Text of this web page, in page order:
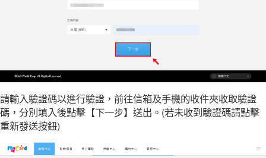
請輸入驗證碼以進行驗證，前往信箱及手機的收件夾收取驗證
碼，分別填入後點擊【下一步】送出。(若未收到驗證碼請點擊
重新發送按鈕)